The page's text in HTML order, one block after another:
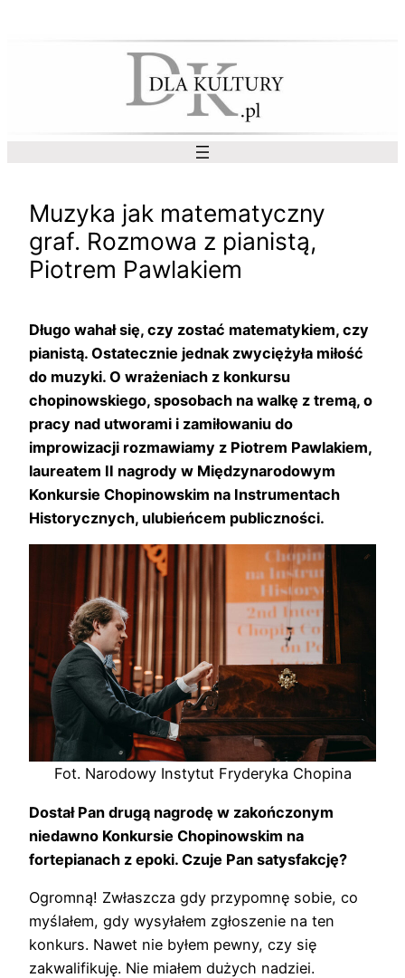
Muzyka jak matematyczny
graf. Rozmowa z pianistą,
Piotrem Pawlakiem
Długo wahał się, czy zostać matematykiem, czy
pianistą. Ostatecznie jednak zwyciężyła miłość
do muzyki. O wrażeniach z konkursu
chopinowskiego, sposobach na walkę z tremą, o
pracy nad utworami i zamiłowaniu do
improwizacji rozmawiamy z Piotrem Pawlakiem,
laureatem II nagrody w Międzynarodowym
Konkursie Chopinowskim na Instrumentach
Historycznych, ulubieńcem publiczności.
Fot. Narodowy Instytut Fryderyka Chopina
Dostał Pan drugą nagrodę w zakończonym
niedawno Konkursie Chopinowskim na
fortepianach z epoki. Czuje Pan satysfakcję?
Ogromną! Zwłaszcza gdy przypomnę sobie, co
myślałem, gdy wysyłałem zgłoszenie na ten
konkurs. Nawet nie byłem pewny, czy się
zakwalifikuję. Nie miałem dużych nadziei.